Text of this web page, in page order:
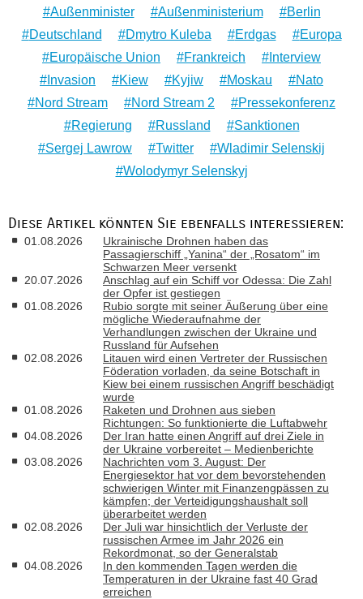
Außenminister Außenministerium
Berlin
Deutschland
Dmytro Kuleba Erdgas
Europa
Europäische Union
Frankreich
Interview
Invasion
Kiew Kyjiw Moskau
Nato
Nord Stream
Nord Stream 2
Pressekonferenz
Regierung
Russland
Sanktionen
Sergej Lawrow
Twitter
Wladimir Selenskij
Wolodymyr Selenskyj
Diese Artikel könnten Sie ebenfalls interessieren:
01.08.2026
Ukrainische Drohnen haben das
Passagierschiff „Yanina“ der „Rosatom“ im
Schwarzen Meer versenkt
20.07.2026
Anschlag auf ein Schiff vor Odessa: Die Zahl
der Opfer ist gestiegen
01.08.2026
Rubio sorgte mit seiner Äußerung über eine
mögliche Wiederaufnahme der
Verhandlungen zwischen der Ukraine und
Russland für Aufsehen
02.08.2026
Litauen wird einen Vertreter der Russischen
Föderation vorladen, da seine Botschaft in
Kiew bei einem russischen Angriff beschädigt
wurde
01.08.2026
Raketen und Drohnen aus sieben
Richtungen: So funktionierte die Luftabwehr
04.08.2026
Der Iran hatte einen Angriff auf drei Ziele in
der Ukraine vorbereitet – Medienberichte
03.08.2026
Nachrichten vom 3. August: Der
Energiesektor hat vor dem bevorstehenden
schwierigen Winter mit Finanzengpässen zu
kämpfen; der Verteidigungshaushalt soll
überarbeitet werden
02.08.2026
Der Juli war hinsichtlich der Verluste der
russischen Armee im Jahr 2026 ein
Rekordmonat, so der Generalstab
04.08.2026
In den kommenden Tagen werden die
Temperaturen in der Ukraine fast 40 Grad
erreichen